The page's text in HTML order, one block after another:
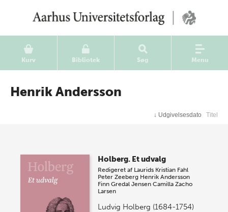
Kurv Bibliotek Søg Menu
Henrik Andersson
↓ Udgivelsesdato Titel
Holberg. Et udvalg
Redigeret af Laurids Kristian Fahl
Peter Zeeberg Henrik Andersson
Finn Gredal Jensen Camilla Zacho
Larsen
Ludvig Holberg (1684-1754)